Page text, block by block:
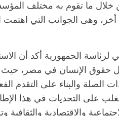
ما تقوم به مختلف
وهى الجوانب التي اهتمت
الجمهورية أكد أن
حقوق الإنسان في مصر،
الصلة والبناء على التقدم
على التحديات في هذا
والاقتصادية